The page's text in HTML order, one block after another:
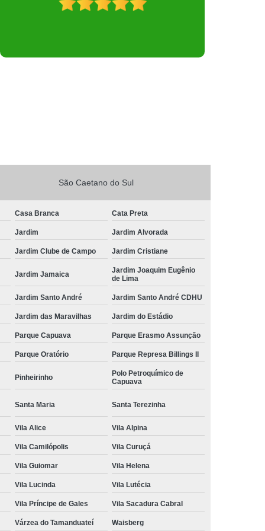
São Caetano do Sul
Casa Branca Cata Preta
Jardim Jardim Alvorada
Jardim Clube de Campo Jardim Cristiane
Jardim Jamaica
Jardim Joaquim Eugênio
de Lima
Jardim Santo André Jardim Santo André CDHU
Jardim das Maravilhas Jardim do Estádio
Parque Capuava Parque Erasmo Assunção
Parque Oratório Parque Represa Billings II
Pinheirinho
Polo Petroquímico de
Capuava
Santa Maria Santa Terezinha
Vila Alice Vila Alpina
Vila Camilópolis Vila Curuçá
Vila Guiomar Vila Helena
Vila Lucinda Vila Lutécia
Vila Príncipe de Gales Vila Sacadura Cabral
Várzea do Tamanduateí Waisberg